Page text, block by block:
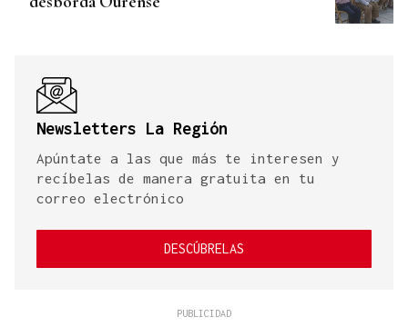
Newsletters La Región
Apúntate a las que más te interesen y
recíbelas de manera gratuita en tu
correo electrónico
DESCÚBRELAS